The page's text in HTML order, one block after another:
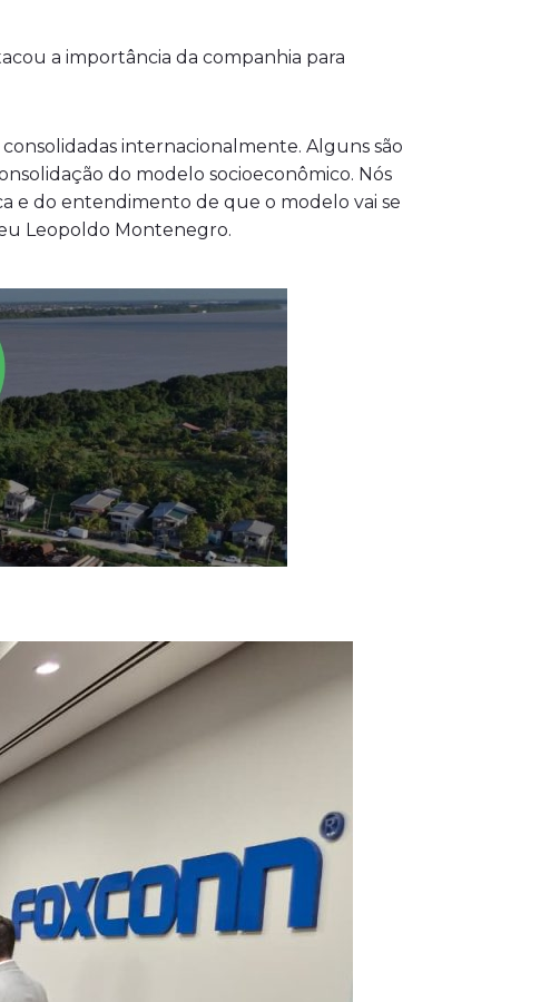
a importância da companhia para
internacionalmente. Alguns são
do modelo socioeconômico. Nós
e do entendimento de que o modelo vai se
Leopoldo Montenegro.